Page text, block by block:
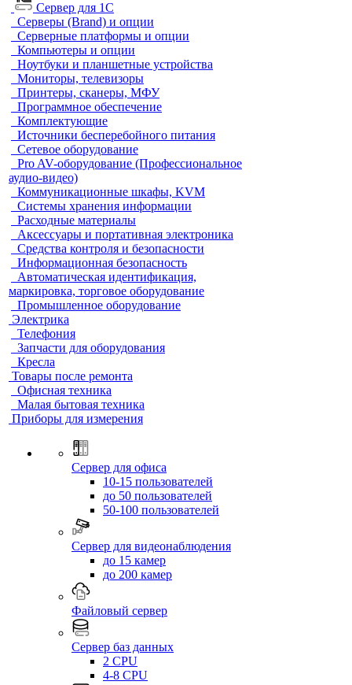
Сервер для 1С
Серверы (Brand) и опции
Серверные платформы и опции
Компьютеры и опции
Ноутбуки и планшетные устройства
Мониторы, телевизоры
Принтеры, сканеры, МФУ
Программное обеспечение
Комплектующие
Источники бесперебойного питания
Сетевое оборудование
Pro AV-оборудование (Профессиональное
аудио-видео)
Коммуникационные шкафы, KVM
Системы хранения информации
Расходные материалы
Аксессуары и портативная электроника
Средства контроля и безопасности
Информационная безопасность
Автоматическая идентификация,
маркировка, торговое оборудование
Промышленное оборудование
Электрика
Телефония
Запчасти для оборудования
Кресла
Товары после ремонта
Офисная техника
Малая бытовая техника
Приборы для измерения
Сервер для офиса
10-15 пользователей
до 50 пользователей
50-100 пользователей
Сервер для видеонаблюдения
до 15 камер
до 200 камер
Файловый сервер
Сервер баз данных
2 CPU
4-8 CPU